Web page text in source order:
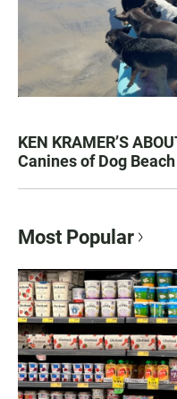
KEN KRAMER’S
Canines of Dog Beach
Most Popular